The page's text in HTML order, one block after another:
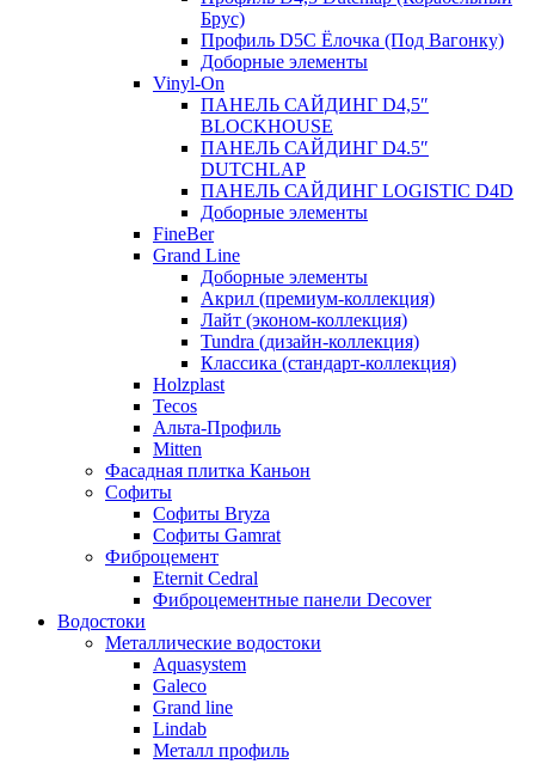
Брус)
Профиль D5C Ёлочка (Под Вагонку)
Доборные элементы
Vinyl-On
ПАНЕЛЬ САЙДИНГ D4,5″
BLOCKHOUSE
ПАНЕЛЬ САЙДИНГ D4.5″
DUTCHLAP
ПАНЕЛЬ САЙДИНГ LOGISTIC D4D
Доборные элементы
FineBer
Grand Line
Доборные элементы
Акрил (премиум-коллекция)
Лайт (эконом-коллекция)
Tundra (дизайн-коллекция)
Классика (стандарт-коллекция)
Holzplast
Tecos
Альта-Профиль
Mitten
Фасадная плитка Каньон
Софиты
Софиты Bryza
Софиты Gamrat
Фиброцемент
Eternit Cedral
Фиброцементные панели Decover
Водостоки
Металлические водостоки
Aquasystem
Galeco
Grand line
Lindab
Металл профиль